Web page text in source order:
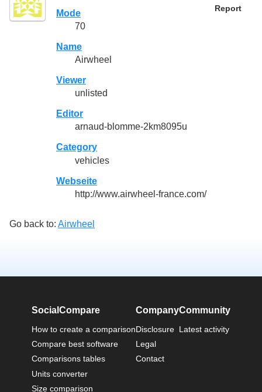
Report
Mode
70
Name
Airwheel
Viewer
unlisted
Editor
arnaud-blomme-2km8095u
Category
vehicles
Webseite
http://www.airwheel-france.com/
Go back to: Airwheel
SocialCompare
How to create a comparison
Compare best software
Comparisons tables
Units converter
Size comparison
Company
Disclosure
Legal
Contact
Community
Latest activity